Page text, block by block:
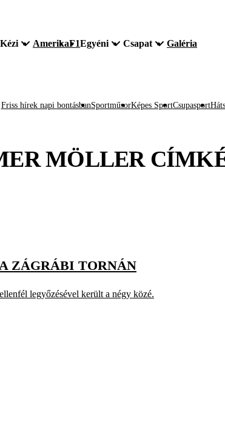
Kézi AmerikaF1Egyéni Csapat Galéria
Friss hírek napi bontásbanSportműsorKépes SportCsupasport
MÖLLER
ZÁGRÁBI TORNÁN
legyőzésével került a négy közé.